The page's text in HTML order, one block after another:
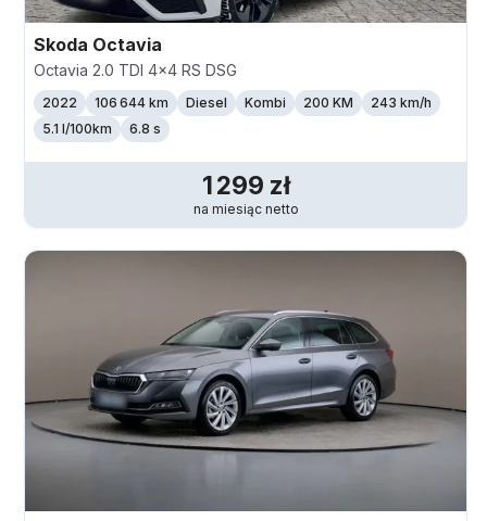
Skoda Octavia
Octavia 2.0 TDI 4x4 RS DSG
2022 106 644 km Diesel Kombi 200 KM 243 km/h
5.1 l/100km
6.8 s
1 299 zł
na miesiąc netto